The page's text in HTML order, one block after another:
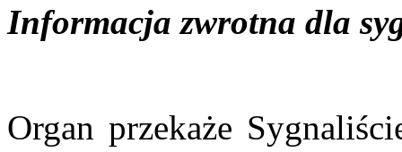
Informacja zwrotna dla
Organ przekaże